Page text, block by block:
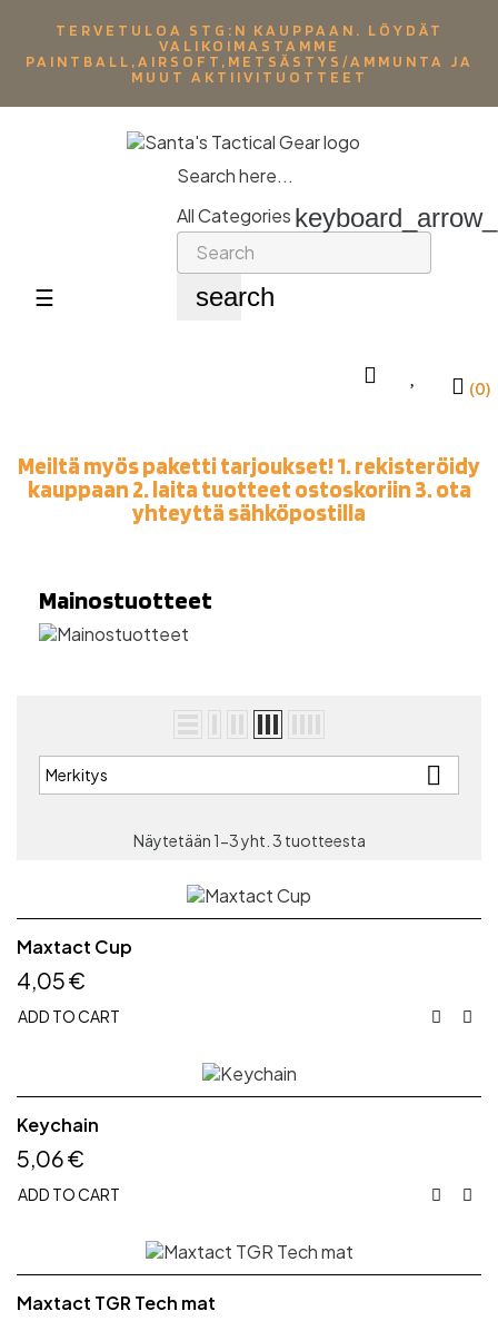
TERVETULOA STG:N KAUPPAAN. LÖYDÄT
VALIKOIMASTAMME
PAINTBALL,AIRSOFT,METSÄSTYS/AMMUNTA JA
MUUT AKTIIVITUOTTEET
Toggle
☰
Search here...
All Categories
search
(0)
Meiltä myös paketti tarjoukset! 1. rekisteröidy
kauppaan 2. laita tuotteet ostoskoriin 3. ota
yhteyttä sähköpostilla
Mainostuotteet
Merkitys 
Näytetään 1-3 yht. 3 tuotteesta
Maxtact Cup
4,05 €
ADD TO CART  
Keychain
5,06 €
ADD TO CART  
Maxtact TGR Tech mat